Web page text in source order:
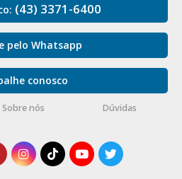
(43) 3371-6400
pelo Whatsapp
conosco
Sobre nós Dúvidas